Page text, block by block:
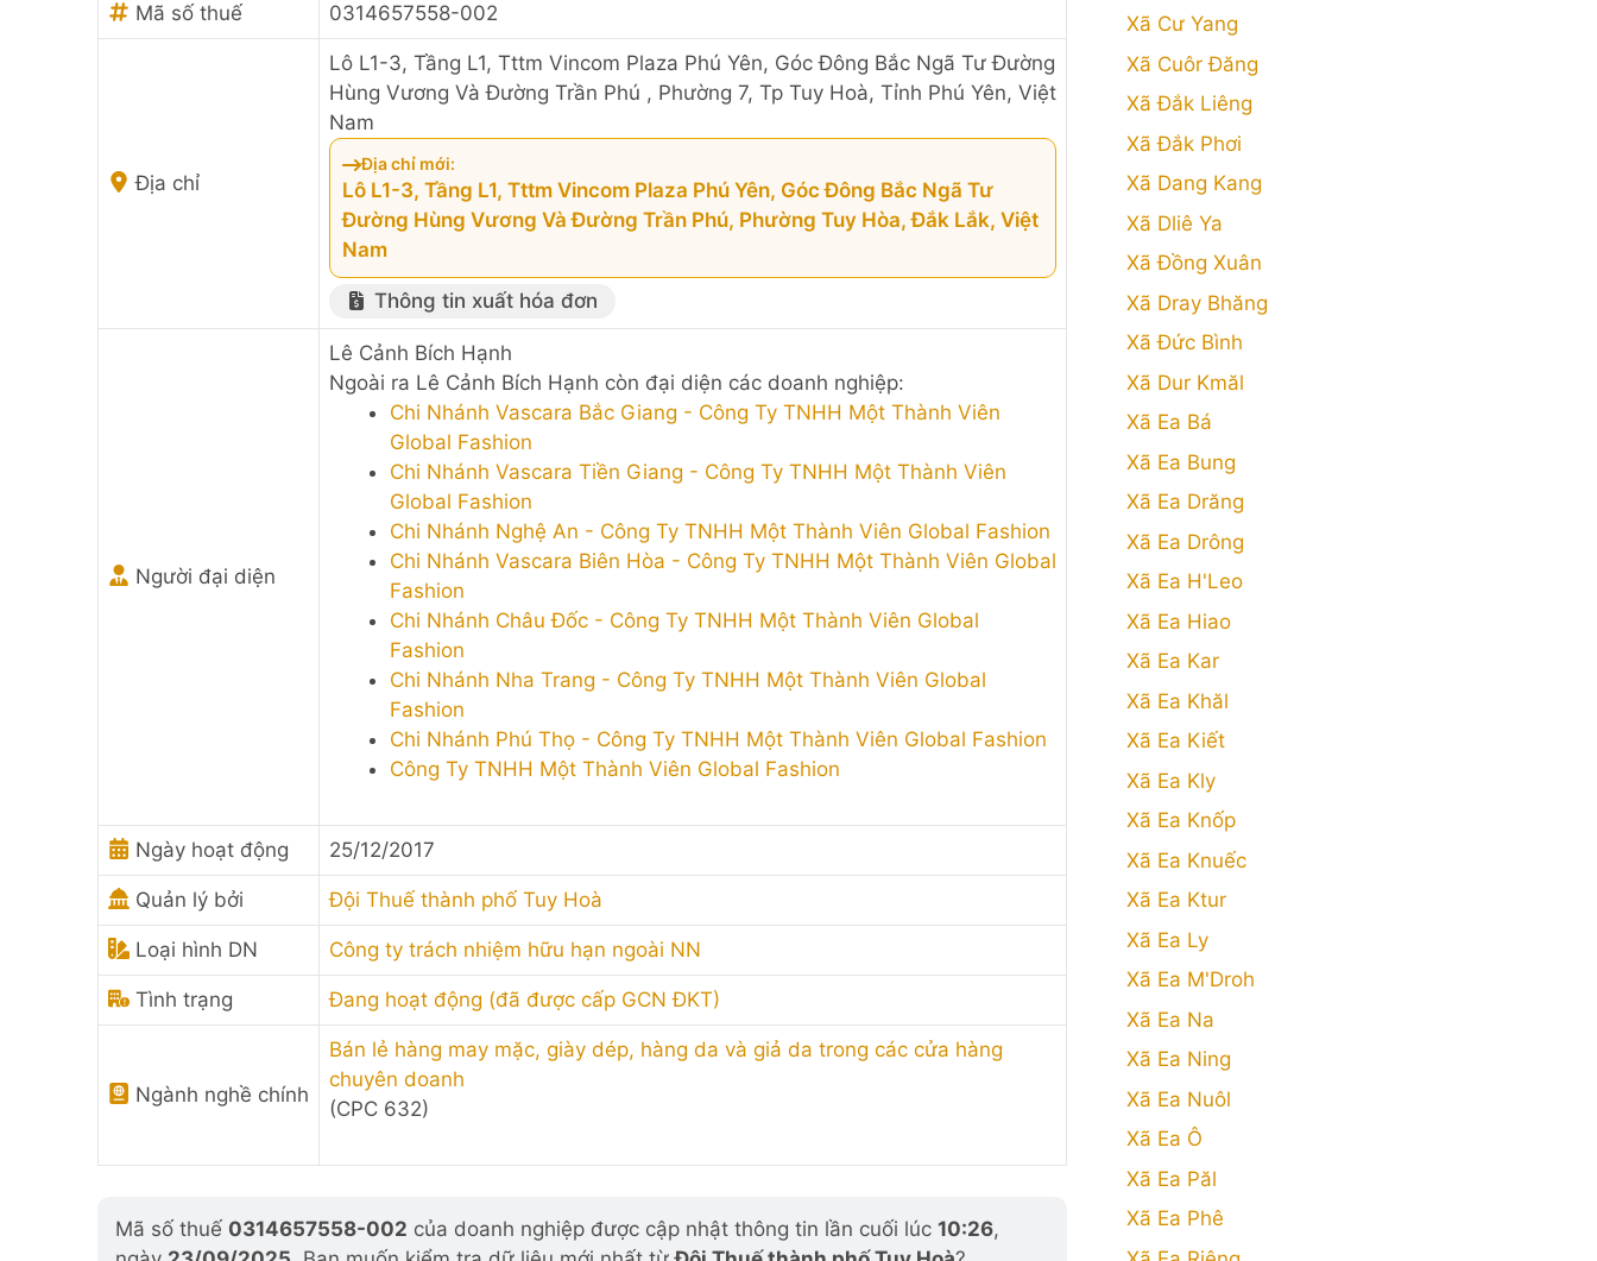
Mã số thuế 0314657558-002
Địa chỉ
Lô L1-3, Tầng L1, Tttm Vincom Plaza Phú Yên, Góc Đông Bắc Ngã Tư Đường
Hùng Vương Và Đường Trần Phú , Phường 7, Tp Tuy Hoà, Tỉnh Phú Yên, Việt
Nam
Địa chỉ mới:
Lô L1-3, Tầng L1, Tttm Vincom Plaza Phú Yên, Góc Đông Bắc Ngã Tư
Đường Hùng Vương Và Đường Trần Phú, Phường Tuy Hòa, Đắk Lắk, Việt
Nam
Thông tin xuất hóa đơn
Người đại diện
Lê Cảnh Bích Hạnh
Ngoài ra Lê Cảnh Bích Hạnh còn đại diện các doanh nghiệp:
Chi Nhánh Vascara Bắc Giang - Công Ty TNHH Một Thành Viên
Global Fashion
Chi Nhánh Vascara Tiền Giang - Công Ty TNHH Một Thành Viên
Global Fashion
Chi Nhánh Nghệ An - Công Ty TNHH Một Thành Viên Global Fashion
Chi Nhánh Vascara Biên Hòa - Công Ty TNHH Một Thành Viên Global
Fashion
Chi Nhánh Châu Đốc - Công Ty TNHH Một Thành Viên Global
Fashion
Chi Nhánh Nha Trang - Công Ty TNHH Một Thành Viên Global
Fashion
Chi Nhánh Phú Thọ - Công Ty TNHH Một Thành Viên Global Fashion
Công Ty TNHH Một Thành Viên Global Fashion
Ngày hoạt động 25/12/2017
Quản lý bởi Đội Thuế thành phố Tuy Hoà
Loại hình DN Công ty trách nhiệm hữu hạn ngoài NN
Tình trạng Đang hoạt động (đã được cấp GCN ĐKT)
Ngành nghề chính
Bán lẻ hàng may mặc, giày dép, hàng da và giả da trong các cửa hàng
chuyên doanh
(CPC 632)
Mã số thuế 0314657558-002 của doanh nghiệp được cập nhật thông tin lần cuối lúc 10:26,
Xã Cư Yang
Xã Cuôr Đăng
Xã Đắk Liêng
Xã Đắk Phơi
Xã Dang Kang
Xã Dliê Ya
Xã Đồng Xuân
Xã Dray Bhăng
Xã Đức Bình
Xã Dur Kmăl
Xã Ea Bá
Xã Ea Bung
Xã Ea Drăng
Xã Ea Drông
Xã Ea H'Leo
Xã Ea Hiao
Xã Ea Kar
Xã Ea Khăl
Xã Ea Kiết
Xã Ea Kly
Xã Ea Knốp
Xã Ea Knuếc
Xã Ea Ktur
Xã Ea Ly
Xã Ea M'Droh
Xã Ea Na
Xã Ea Ning
Xã Ea Nuôl
Xã Ea Ô
Xã Ea Păl
Xã Ea Phê